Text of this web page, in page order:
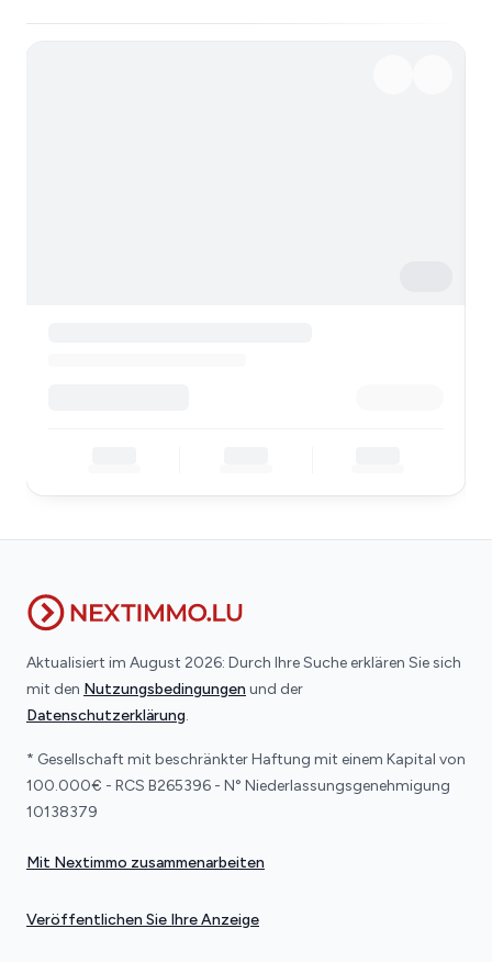
Aktualisiert im August 2026: Durch Ihre Suche erklären Sie sich
mit den Nutzungsbedingungen und der
Datenschutzerklärung.
* Gesellschaft mit beschränkter Haftung mit einem Kapital von
100.000€ - RCS B265396 - N° Niederlassungsgenehmigung
10138379
Mit Nextimmo zusammenarbeiten
Veröffentlichen Sie Ihre Anzeige